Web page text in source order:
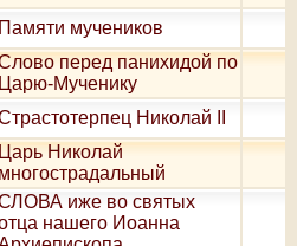
Памяти мучеников
перед панихидой по
Царю-Мученику
Николай II
Николай
многострадальный
иже во святых
нашего Иоанна